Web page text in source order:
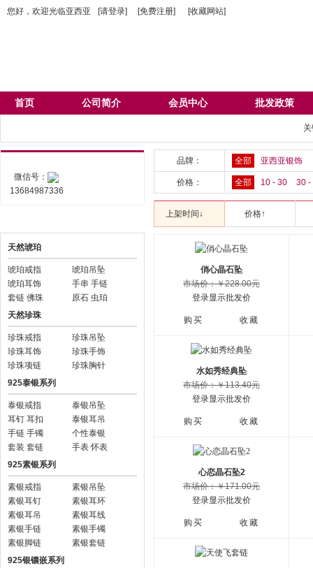
您好，欢迎光临亚西亚 [请登录] [免费注册] [收藏网站]
首页 公司简介 会员中心 批发政策
微信号：
13684987336
天然琥珀
琥珀戒指
琥珀吊坠
琥珀耳饰
手串 手链
套链 佛珠
原石 虫珀
天然珍珠
珍珠戒指
珍珠吊坠
珍珠耳饰
珍珠手饰
珍珠项链
珍珠胸针
925泰银系列
泰银戒指
泰银吊坠
耳钉 耳扣
泰银耳吊
手链 手镯
个性泰银
套装 套链
手表 怀表
925素银系列
素银戒指
素银吊坠
素银耳钉
素银耳环
素银耳吊
素银耳线
素银手链
素银手镯
素银脚链
素银套链
925银镶嵌系列
品牌： 全部 亚西亚银饰
价格： 全部 10 - 30 30 -
上架时间↓ 价格↑
俏心晶石坠
市场价：￥228.00元
登录显示批发价
购买 收藏
水如秀经典坠
市场价：￥113.40元
登录显示批发价
购买 收藏
心恋晶石坠2
市场价：￥171.00元
登录显示批发价
购买 收藏